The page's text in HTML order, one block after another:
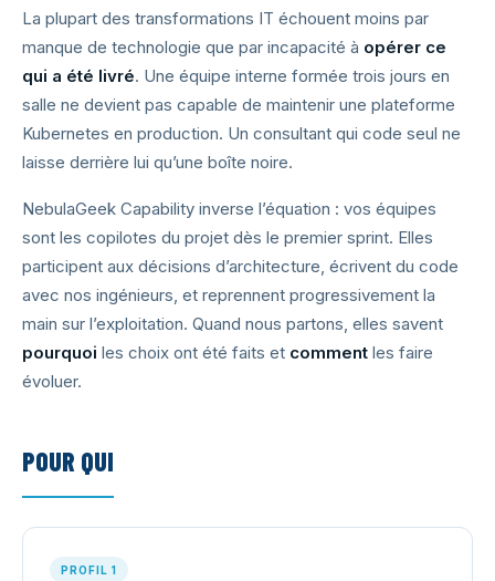
La plupart des transformations IT échouent moins par
manque de technologie que par incapacité à opérer ce
qui a été livré. Une équipe interne formée trois jours en
salle ne devient pas capable de maintenir une plateforme
Kubernetes en production. Un consultant qui code seul ne
laisse derrière lui qu’une boîte noire.
NebulaGeek Capability inverse l’équation : vos équipes
sont les copilotes du projet dès le premier sprint. Elles
participent aux décisions d’architecture, écrivent du code
avec nos ingénieurs, et reprennent progressivement la
main sur l’exploitation. Quand nous partons, elles savent
pourquoi les choix ont été faits et comment les faire
évoluer.
POUR QUI
PROFIL 1